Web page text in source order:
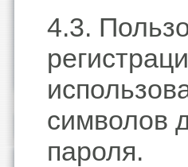
4.3.
символов
пароля.